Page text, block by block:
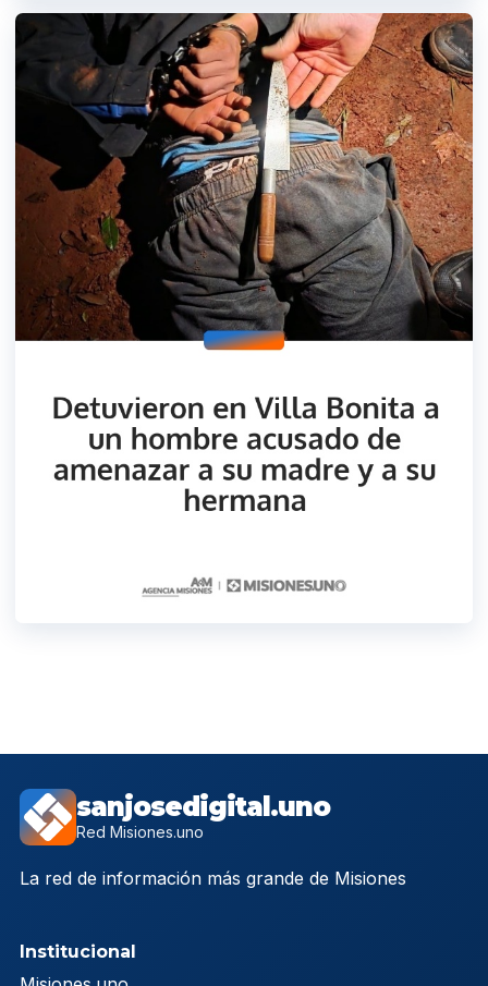
sanjosedigital.uno
Red Misiones.uno
La red de información más grande de Misiones
Institucional